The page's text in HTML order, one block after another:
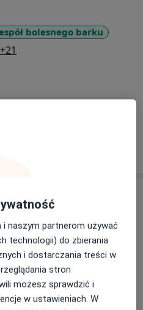
w gabinecie, jak i w
pozwala na elastyczne
do potrzeb i
jakości życia oraz
bolesnego barku
+21
więcej
naszym partnerom używać
technologii) do zbierania
i dostarczania treści w
stron
możesz sprawdzić i
w ustawieniach. W